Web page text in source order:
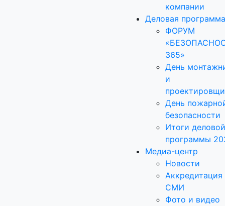
компании
Деловая программа
ФОРУМ
365»
День
и
День
безопасности
Итоги деловой
программы
Медиа-центр
Новости
Аккредитация
СМИ
Фото и видео